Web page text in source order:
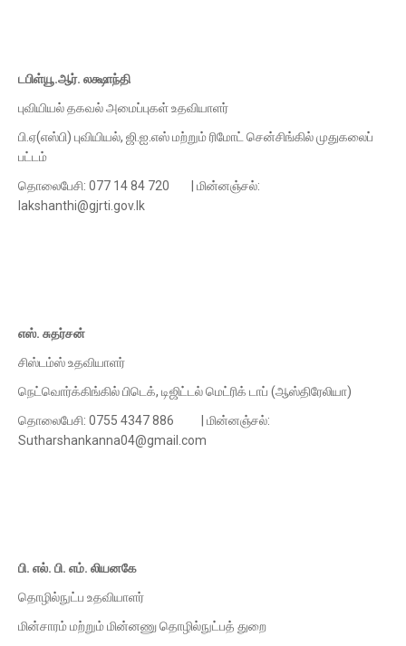
டபிள்யூ.ஆர். லக்ஷாந்தி
புவியியல் தகவல் அமைப்புகள் உதவியாளர்
பி.ஏ(எஸ்பி) புவியியல், ஜி.ஐ.எஸ் மற்றும் ரிமோட் சென்சிங்கில் முதுகலைப்
பட்டம்
தொலைபேசி: 077 14 84 720 | மின்னஞ்சல்:
lakshanthi@gjrti.gov.lk
எஸ். சுதர்சன்
சிஸ்டம்ஸ் உதவியாளர்
நெட்வொர்க்கிங்கில் பிடெக், டிஜிட்டல் மெட்ரிக் டாப் (ஆஸ்திரேலியா)
தொலைபேசி: 0755 4347 886 | மின்னஞ்சல்:
Sutharshankanna04@gmail.com
பி. எல். பி. எம். லியனகே
தொழில்நுட்ப உதவியாளர்
மின்சாரம் மற்றும் மின்னணு தொழில்நுட்பத் துறை